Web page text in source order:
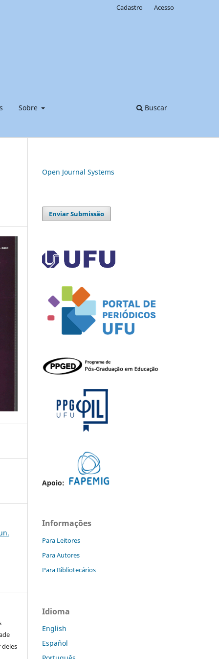
Sobre Buscar
Cadastro Acesso
Open Journal Systems
Enviar Submissão
Apoio:
Informações
Para Leitores
Para Autores
Para Bibliotecários
Idioma
English
Español